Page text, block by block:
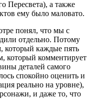
Пересвета), а также
ему было маловато.
понял, что мы с
отдельно. Потому
который каждые пять
который комментирует
деталей самого
спокойно оценить и
реально на уровне),
и даже то, что